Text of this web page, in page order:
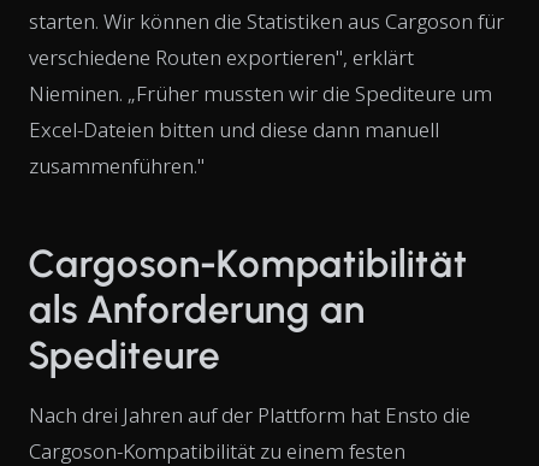
starten. Wir können die Statistiken aus Cargoson für
verschiedene Routen exportieren", erklärt
Nieminen. „Früher mussten wir die Spediteure um
Excel-Dateien bitten und diese dann manuell
zusammenführen."
Cargoson-Kompatibilität
als Anforderung an
Spediteure
Nach drei Jahren auf der Plattform hat Ensto die
Cargoson-Kompatibilität zu einem festen